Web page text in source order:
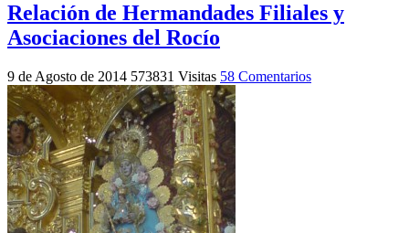
Relación de Hermandades Filiales y
Asociaciones del Rocío
9 de Agosto de 2014 573831 Visitas 58 Comentarios